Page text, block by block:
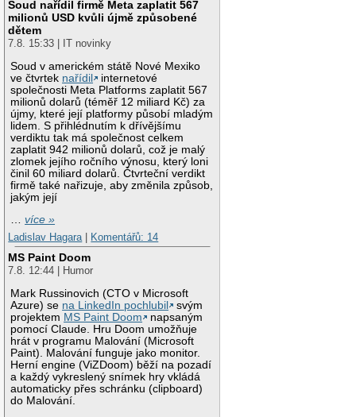
Soud nařídil firmě Meta zaplatit 567
milionů USD kvůli újmě způsobené
dětem
7.8. 15:33 | IT novinky
Soud v americkém státě Nové Mexiko
ve čtvrtek nařídil
internetové
společnosti Meta Platforms zaplatit 567
milionů dolarů (téměř 12 miliard Kč) za
újmy, které její platformy působí mladým
lidem. S přihlédnutím k dřívějšímu
verdiktu tak má společnost celkem
zaplatit 942 milionů dolarů, což je malý
zlomek jejího ročního výnosu, který loni
činil 60 miliard dolarů. Čtvrteční verdikt
firmě také nařizuje, aby změnila způsob,
jakým její
…více »
Ladislav Hagara
Komentářů: 14
MS Paint Doom
7.8. 12:44 | Humor
Mark Russinovich (CTO v Microsoft
Azure) se na LinkedIn pochlubil
svým
projektem MS Paint Doom
napsaným
pomocí Claude. Hru Doom umožňuje
hrát v programu Malování (Microsoft
Paint). Malování funguje jako monitor.
Herní engine (ViZDoom) běží na pozadí
a každý vykreslený snímek hry vkládá
automaticky přes schránku (clipboard)
do Malování.